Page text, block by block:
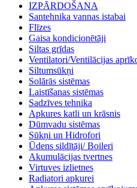
IZPĀRDOŠANA
Santehnika vannas istabai
Flīzes
Gaisa kondicionētāji
Siltas grīdas
Ventilatori/Ventilācijas
Siltumsūkņi
Solārās sistēmas
Laistīšanas sistēmas
Sadzīves tehnika
Apkures katli un krāsnis
Dūmvadu sistēmas
Sūkņi un Hidrofori
Ūdens sildītāji/ Boileri
Akumulācijas tvertnes
Virtuves izlietnes
Radiatori apkurei